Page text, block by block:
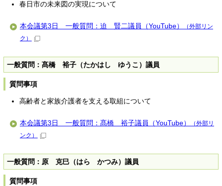
春日市の未来図の実現について
本会議第3日 一般質問：迫 賢二議員（YouTube）
（外部リン
ク）
一般質問：髙橋 裕子（たかはし ゆうこ）議員
質問事項
高齢者と家族介護者を支える取組について
本会議第3日 一般質問：髙橋 裕子議員（YouTube）
（外部リ
ンク）
一般質問：原 克巳（はら かつみ）議員
質問事項